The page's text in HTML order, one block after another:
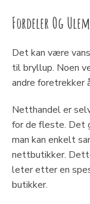
Fordeler Og
Det kan være
til bryllup. Noen
andre foretrekker
Netthandel er
for de fleste. Det
man kan enkelt
nettbutikker.
leter etter en
butikker.